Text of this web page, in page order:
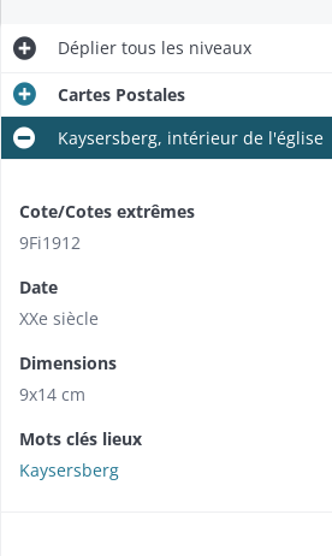
Déplier tous les niveaux
Cartes Postales
Kaysersberg, intérieur de l'église
Cote/Cotes extrêmes
9Fi1912
Date
XXe siècle
Dimensions
9x14 cm
Mots clés lieux
Kaysersberg